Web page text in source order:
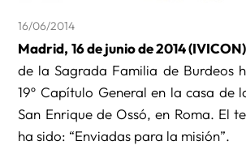
16/06/2014
Madrid, 16 de junio de 2014
de la Sagrada Familia de Burdeos
19º Capítulo General en la casa de
San Enrique de Ossó, en Roma. El
ha sido: “Enviadas para la misión”.